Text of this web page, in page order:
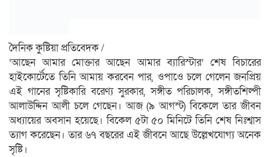
দৈনিক কুষ্টিয়া প্রতিবেদক /
‘আছেন আমার মোক্তার আছেন আমার ব্যারিস্টার’ শেষ বিচারের
হাইকোর্টেতে তিনি আমায় করবেন পার, ওপাওে চলে গেলেন জনপ্রিয়
এই গানের সৃষ্টিকারি বরেণ্য সুরকার, সঙ্গীত পরিচালক, সঙ্গীতশিল্পী
আলাউদ্দিন আলী চলে গেছেন। আজ (৯ আগস্ট) বিকেলে তার জীবন
অধ্যায়ের অবসান হয়েছে। বিকেল ৫টা ৫০ মিনিটে তিনি শেষ নিঃশ্বাস
ত্যাগ করেছেন। তার ৬৭ বছরের এই জীবনে আছে উল্লেখযোগ্য অনেক
সৃষ্টি।